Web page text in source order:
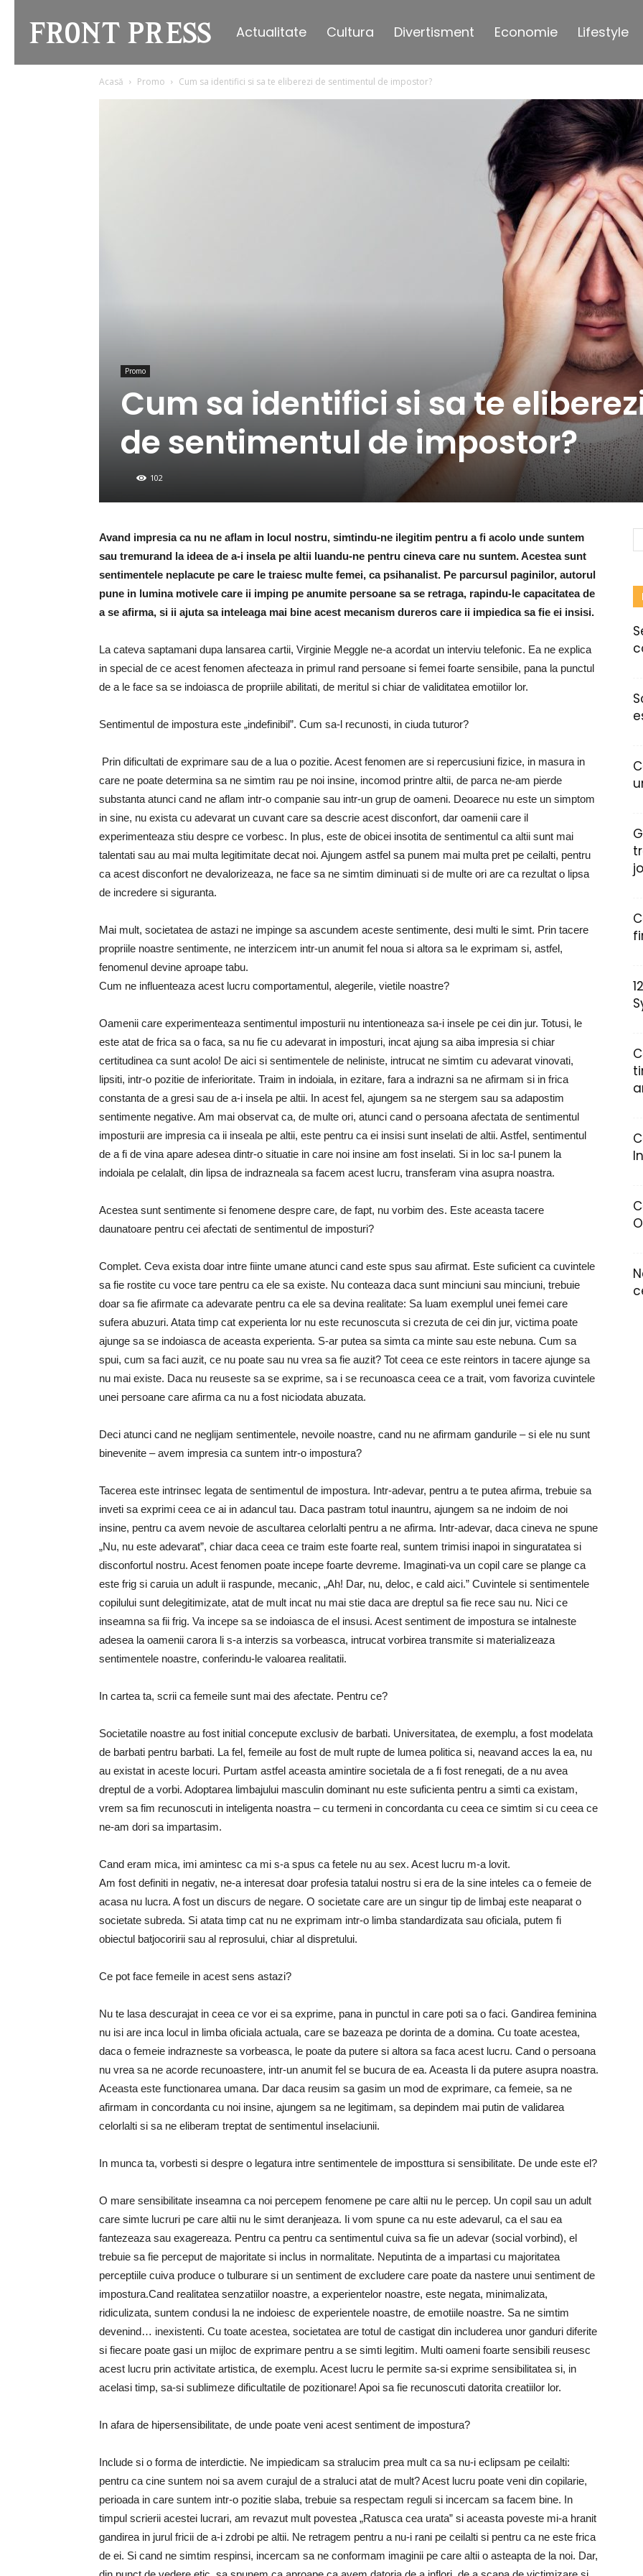
Front
Press
Actualitate Cultura Divertisment Economie Lifestyle
Acasă Promo Cum sa identifici si sa te eliberezi de sentimentul de impostor?
Promo
Cum sa identifici si sa te
de sentimentul de impostor?
102
Avand impresia ca nu ne aflam in locul nostru, simtindu-ne ilegitim pentru a fi acolo unde suntem
sau tremurand la ideea de a-i insela pe altii luandu-ne pentru cineva care nu suntem. Acestea sunt
sentimentele neplacute pe care le traiesc multe femei, ca psihanalist. Pe parcursul paginilor, autorul
pune in lumina motivele care ii imping pe anumite persoane sa se retraga, rapindu-le capacitatea de
a se afirma, si ii ajuta sa inteleaga mai bine acest mecanism dureros care ii impiedica sa fie ei insisi.
La cateva saptamani dupa lansarea cartii, Virginie Meggle ne-a acordat un interviu telefonic. Ea ne explica
in special de ce acest fenomen afecteaza in primul rand persoane si femei foarte sensibile, pana la punctul
de a le face sa se indoiasca de propriile abilitati, de meritul si chiar de validitatea emotiilor lor.
Sentimentul de impostura este „indefinibil”. Cum sa-l recunosti, in ciuda tuturor?
Prin dificultati de exprimare sau de a lua o pozitie. Acest fenomen are si repercusiuni fizice, in masura in
care ne poate determina sa ne simtim rau pe noi insine, incomod printre altii, de parca ne-am pierde
substanta atunci cand ne aflam intr-o companie sau intr-un grup de oameni. Deoarece nu este un simptom
in sine, nu exista cu adevarat un cuvant care sa descrie acest disconfort, dar oamenii care il
experimenteaza stiu despre ce vorbesc. In plus, este de obicei insotita de sentimentul ca altii sunt mai
talentati sau au mai multa legitimitate decat noi. Ajungem astfel sa punem mai multa pret pe ceilalti, pentru
ca acest disconfort ne devalorizeaza, ne face sa ne simtim diminuati si de multe ori are ca rezultat o lipsa
de incredere si siguranta.
Mai mult, societatea de astazi ne impinge sa ascundem aceste sentimente, desi multi le simt. Prin tacere
propriile noastre sentimente, ne interzicem intr-un anumit fel noua si altora sa le exprimam si, astfel,
fenomenul devine aproape tabu.
Cum ne influenteaza acest lucru comportamentul, alegerile, vietile noastre?
Oamenii care experimenteaza sentimentul imposturii nu intentioneaza sa-i insele pe cei din jur. Totusi, le
este atat de frica sa o faca, sa nu fie cu adevarat in imposturi, incat ajung sa aiba impresia si chiar
certitudinea ca sunt acolo! De aici si sentimentele de neliniste, intrucat ne simtim cu adevarat vinovati,
lipsiti, intr-o pozitie de inferioritate. Traim in indoiala, in ezitare, fara a indrazni sa ne afirmam si in frica
constanta de a gresi sau de a-i insela pe altii. In acest fel, ajungem sa ne stergem sau sa adapostim
sentimente negative. Am mai observat ca, de multe ori, atunci cand o persoana afectata de sentimentul
imposturii are impresia ca ii inseala pe altii, este pentru ca ei insisi sunt inselati de altii. Astfel, sentimentul
de a fi de vina apare adesea dintr-o situatie in care noi insine am fost inselati. Si in loc sa-l punem la
indoiala pe celalalt, din lipsa de indrazneala sa facem acest lucru, transferam vina asupra noastra.
Acestea sunt sentimente si fenomene despre care, de fapt, nu vorbim des. Este aceasta tacere
daunatoare pentru cei afectati de sentimentul de imposturi?
Complet. Ceva exista doar intre fiinte umane atunci cand este spus sau afirmat. Este suficient ca cuvintele
sa fie rostite cu voce tare pentru ca ele sa existe. Nu conteaza daca sunt minciuni sau minciuni, trebuie
doar sa fie afirmate ca adevarate pentru ca ele sa devina realitate: Sa luam exemplul unei femei care
sufera abuzuri. Atata timp cat experienta lor nu este recunoscuta si crezuta de cei din jur, victima poate
ajunge sa se indoiasca de aceasta experienta. S-ar putea sa simta ca minte sau este nebuna. Cum sa
spui, cum sa faci auzit, ce nu poate sau nu vrea sa fie auzit? Tot ceea ce este reintors in tacere ajunge sa
nu mai existe. Daca nu reuseste sa se exprime, sa i se recunoasca ceea ce a trait, vom favoriza cuvintele
unei persoane care afirma ca nu a fost niciodata abuzata.
Deci atunci cand ne neglijam sentimentele, nevoile noastre, cand nu ne afirmam gandurile – si ele nu sunt
binevenite – avem impresia ca suntem intr-o impostura?
Tacerea este intrinsec legata de sentimentul de impostura. Intr-adevar, pentru a te putea afirma, trebuie sa
inveti sa exprimi ceea ce ai in adancul tau. Daca pastram totul inauntru, ajungem sa ne indoim de noi
insine, pentru ca avem nevoie de ascultarea celorlalti pentru a ne afirma. Intr-adevar, daca cineva ne spune
„Nu, nu este adevarat”, chiar daca ceea ce traim este foarte real, suntem trimisi inapoi in singuratatea si
disconfortul nostru. Acest fenomen poate incepe foarte devreme. Imaginati-va un copil care se plange ca
este frig si caruia un adult ii raspunde, mecanic, „Ah! Dar, nu, deloc, e cald aici.” Cuvintele si sentimentele
copilului sunt delegitimizate, atat de mult incat nu mai stie daca are dreptul sa fie rece sau nu. Nici ce
inseamna sa fii frig. Va incepe sa se indoiasca de el insusi. Acest sentiment de impostura se intalneste
adesea la oamenii carora li s-a interzis sa vorbeasca, intrucat vorbirea transmite si materializeaza
sentimentele noastre, conferindu-le valoarea realitatii.
In cartea ta, scrii ca femeile sunt mai des afectate. Pentru ce?
Societatile noastre au fost initial concepute exclusiv de barbati. Universitatea, de exemplu, a fost modelata
de barbati pentru barbati. La fel, femeile au fost de mult rupte de lumea politica si, neavand acces la ea, nu
au existat in aceste locuri. Purtam astfel aceasta amintire societala de a fi fost renegati, de a nu avea
dreptul de a vorbi. Adoptarea limbajului masculin dominant nu este suficienta pentru a simti ca existam,
vrem sa fim recunoscuti in inteligenta noastra – cu termeni in concordanta cu ceea ce simtim si cu ceea ce
ne-am dori sa impartasim.
Cand eram mica, imi amintesc ca mi s-a spus ca fetele nu au sex. Acest lucru m-a lovit.
Am fost definiti in negativ, ne-a interesat doar profesia tatalui nostru si era de la sine inteles ca o femeie de
acasa nu lucra. A fost un discurs de negare. O societate care are un singur tip de limbaj este neaparat o
societate subreda. Si atata timp cat nu ne exprimam intr-o limba standardizata sau oficiala, putem fi
obiectul batjocoririi sau al reprosului, chiar al dispretului.
Ce pot face femeile in acest sens astazi?
Nu te lasa descurajat in ceea ce vor ei sa exprime, pana in punctul in care poti sa o faci. Gandirea feminina
nu isi are inca locul in limba oficiala actuala, care se bazeaza pe dorinta de a domina. Cu toate acestea,
daca o femeie indrazneste sa vorbeasca, le poate da putere si altora sa faca acest lucru. Cand o persoana
nu vrea sa ne acorde recunoastere, intr-un anumit fel se bucura de ea. Aceasta Ii da putere asupra noastra.
Aceasta este functionarea umana. Dar daca reusim sa gasim un mod de exprimare, ca femeie, sa ne
afirmam in concordanta cu noi insine, ajungem sa ne legitimam, sa depindem mai putin de validarea
celorlalti si sa ne eliberam treptat de sentimentul inselaciunii.
In munca ta, vorbesti si despre o legatura intre sentimentele de imposttura si sensibilitate. De unde este el?
O mare sensibilitate inseamna ca noi percepem fenomene pe care altii nu le percep. Un copil sau un adult
care simte lucruri pe care altii nu le simt deranjeaza. Ii vom spune ca nu este adevarul, ca el sau ea
fantezeaza sau exagereaza. Pentru ca pentru ca sentimentul cuiva sa fie un adevar (social vorbind), el
trebuie sa fie perceput de majoritate si inclus in normalitate. Neputinta de a impartasi cu majoritatea
perceptiile cuiva produce o tulburare si un sentiment de excludere care poate da nastere unui sentiment de
impostura.Cand realitatea senzatiilor noastre, a experientelor noastre, este negata, minimalizata,
ridiculizata, suntem condusi la ne indoiesc de experientele noastre, de emotiile noastre. Sa ne simtim
devenind… inexistenti. Cu toate acestea, societatea are totul de castigat din includerea unor ganduri diferite
si fiecare poate gasi un mijloc de exprimare pentru a se simti legitim. Multi oameni foarte sensibili reusesc
acest lucru prin activitate artistica, de exemplu. Acest lucru le permite sa-si exprime sensibilitatea si, in
acelasi timp, sa-si sublimeze dificultatile de pozitionare! Apoi sa fie recunoscuti datorita creatiilor lor.
In afara de hipersensibilitate, de unde poate veni acest sentiment de impostura?
Include si o forma de interdictie. Ne impiedicam sa stralucim prea mult ca sa nu-i eclipsam pe ceilalti:
pentru ca cine suntem noi sa avem curajul de a straluci atat de mult? Acest lucru poate veni din copilarie,
perioada in care suntem intr-o pozitie slaba, trebuie sa respectam reguli si incercam sa facem bine. In
timpul scrierii acestei lucrari, am revazut mult povestea „Ratusca cea urata” si aceasta poveste mi-a hranit
gandirea in jurul fricii de a-i zdrobi pe altii. Ne retragem pentru a nu-i rani pe ceilalti si pentru ca ne este frica
de ei. Si cand ne simtim respinsi, incercam sa ne conformam imaginii pe care altii o asteapta de la noi. Dar,